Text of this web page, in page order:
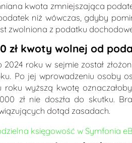
kwota zmniejszająca
niż wówczas, gdyby
zwolniona z podatku
zł kwoty wolnej od
2024 roku w sejmie został
Po jej wprowadzeniu osoby
roku wyższą kwotę
zł nie doszła do skutku.
dotąd zasadach.